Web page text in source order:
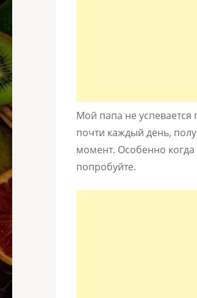
Мой папа не
почти каждый день,
момент. Особенно
попробуйте.